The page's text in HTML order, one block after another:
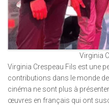
Virginia
Virginia Crespeau Fils est une
contributions dans le monde
cinéma ne sont plus à
œuvres en français qui ont